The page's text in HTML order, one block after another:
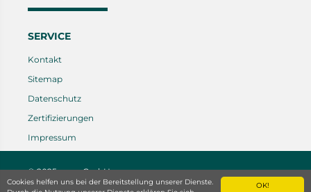
OK!
Cookies helfen uns bei der Bereitstellung unserer Dienste.
SERVICE
Kontakt
Sitemap
Datenschutz
Zertifizierungen
Impressum
© 2025 caras GmbH- created byCREATIVCLICKS